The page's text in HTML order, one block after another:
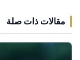
مقالات ذات صلة